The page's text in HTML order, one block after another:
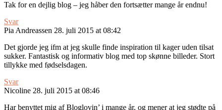
Tak for en dejlig blog – jeg håber den fortsætter mange år endnu!
Svar
Pia Andreassen 28. juli 2015 at 08:42
Det gjorde jeg ifm at jeg skulle finde inspiration til kager uden tilsat
sukker. Fantastisk og informativ blog med top skønne billeder. Stort
tillykke med fødselsdagen.
Svar
Nicoline 28. juli 2015 at 08:46
Har benyttet mig af Bloglovin’ i mange år, og mener at jeg stødte på